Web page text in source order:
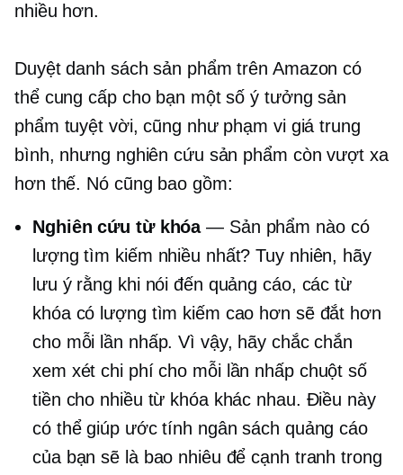
nhiều hơn.
Duyệt danh sách sản phẩm trên Amazon có
thể cung cấp cho bạn một số ý tưởng sản
phẩm tuyệt vời, cũng như phạm vi giá trung
bình, nhưng nghiên cứu sản phẩm còn vượt xa
hơn thế. Nó cũng bao gồm:
Nghiên cứu từ khóa— Sản phẩm nào có
lượng tìm kiếm nhiều nhất? Tuy nhiên, hãy
lưu ý rằng khi nói đến quảng cáo, các từ
khóa có lượng tìm kiếm cao hơn sẽ đắt hơn
cho mỗi lần nhấp. Vì vậy, hãy chắc chắn
xem xétchi phí cho mỗi lần nhấp chuột số
tiền cho nhiều từ khóa khác nhau. Điều này
có thể giúp ước tính ngân sách quảng cáo
của bạn sẽ là bao nhiêu để cạnh tranh trong